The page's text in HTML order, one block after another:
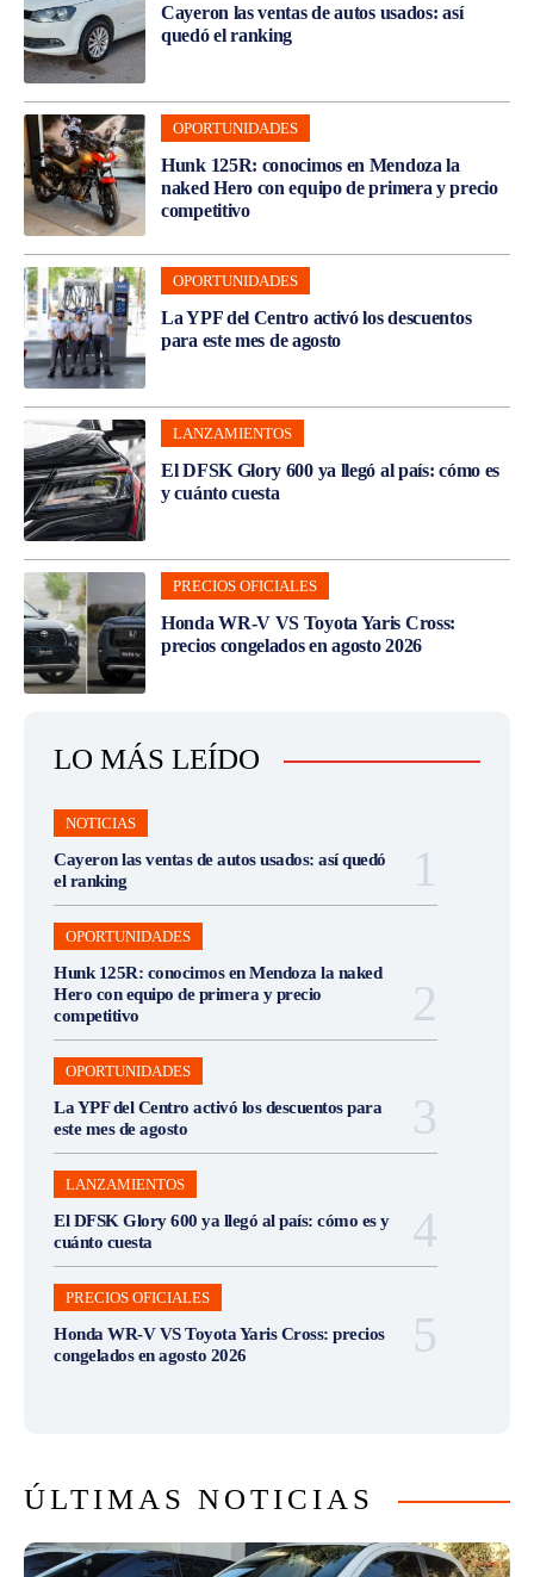
Cayeron las ventas de autos usados: así
quedó el ranking
OPORTUNIDADES
Hunk 125R: conocimos en Mendoza la
naked Hero con equipo de primera y precio
competitivo
OPORTUNIDADES
La YPF del Centro activó los descuentos
para este mes de agosto
LANZAMIENTOS
El DFSK Glory 600 ya llegó al país: cómo es
y cuánto cuesta
PRECIOS OFICIALES
Honda WR-V VS Toyota Yaris Cross:
precios congelados en agosto 2026
LO MÁS LEÍDO
NOTICIAS
Cayeron las ventas de autos usados: así quedó
el ranking
OPORTUNIDADES
Hunk 125R: conocimos en Mendoza la naked
Hero con equipo de primera y precio
competitivo
OPORTUNIDADES
La YPF del Centro activó los descuentos para
este mes de agosto
LANZAMIENTOS
El DFSK Glory 600 ya llegó al país: cómo es y
cuánto cuesta
PRECIOS OFICIALES
Honda WR-V VS Toyota Yaris Cross: precios
congelados en agosto 2026
ÚLTIMAS NOTICIAS